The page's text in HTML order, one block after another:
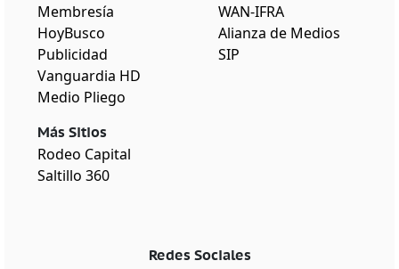
Membresía
HoyBusco
Publicidad
Vanguardia HD
Medio Pliego
Más Sitios
Rodeo Capital
Saltillo 360
WAN-IFRA
Alianza de Medios
SIP
Redes Sociales